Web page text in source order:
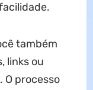
também
links ou
O processo